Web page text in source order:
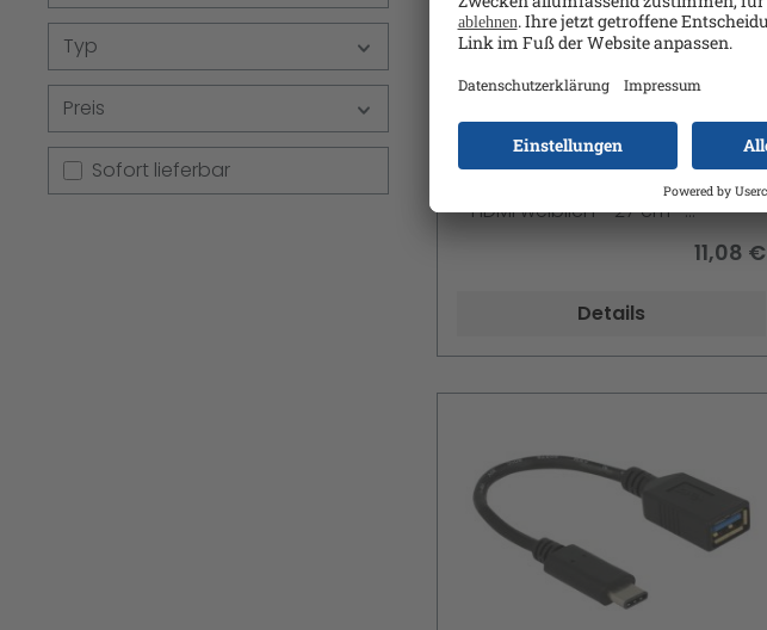
Typ
Preis
Sofort lieferbar
StarTech.com MDP TO VGA
DVI HDMI ADAPTER
Videoadapter - Mini DisplayPort
männlich zu HD-15 (VGA) - DVI-D
- HDMI weiblich - 27 cm -
Schwarz - aktiv - 1920 x 1200
(WUXGA) Unterstützung - für P/N:
11,08 €
Details